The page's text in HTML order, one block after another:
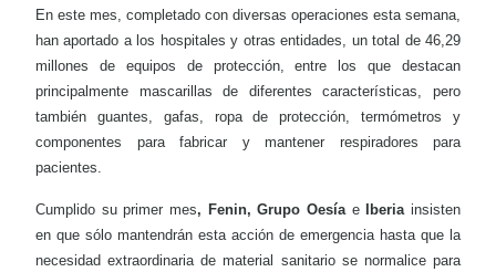
En este mes, completado con diversas operaciones esta semana,
han aportado a los hospitales y otras entidades, un total de 46,29
millones de equipos de protección, entre los que destacan
principalmente mascarillas de diferentes características, pero
también guantes, gafas, ropa de protección, termómetros y
componentes para fabricar y mantener respiradores para
pacientes.
Cumplido su primer mes, Fenin, Grupo Oesía eIberia insisten
en que sólo mantendrán esta acción de emergencia hasta que la
necesidad extraordinaria de material sanitario se normalice para